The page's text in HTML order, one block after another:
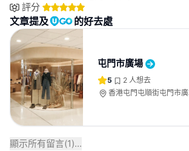
評分
文章提及 的好去處
屯門市廣場
5 2 人想去
香港屯門屯順街屯門市
顯示所有留言(1)...